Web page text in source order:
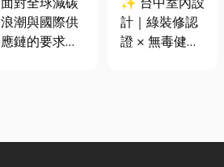
續顧問服務的
實用指南
浪潮與國際供
應鏈的要求，
要求提供「碳
建材，打造安
全、舒適又有
計｜綠裝修認
證 × 無毒健康
其實一間專業